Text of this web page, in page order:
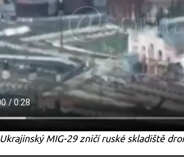
Ukrajinský MIG-29 zničí ruské skladiště